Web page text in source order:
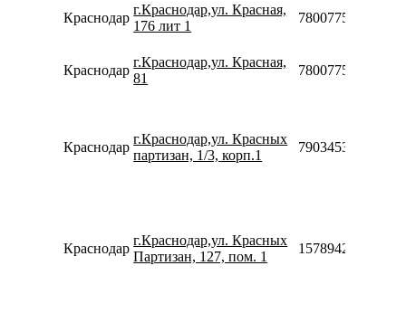
Краснодар
г.Краснодар,ул. Красная,
176 лит 1
78007753553
Краснодар
г.Краснодар,ул. Красная,
81
78007753553
Краснодар
г.Краснодар,ул. Красных
партизан, 1/3, корп.1
79034533850
Краснодар
г.Краснодар,ул. Красных
Партизан, 127, пом. 1
157894270683